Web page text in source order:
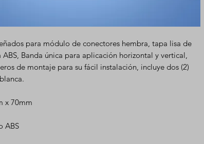
para módulo de conectores hembra, tapa lisa de
Banda única para aplicación horizontal y vertical,
de montaje para su fácil instalación, incluye dos (2)
x 70mm
ABS